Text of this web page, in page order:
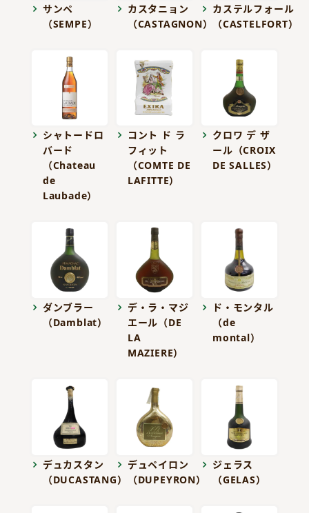
サンペ
（SEMPE）
カスタニョン
（CASTAGNON）
カステルフォール
（CASTELFORT）
シャトードロ
バード
（Chateau
de
Laubade）
コント ド ラ
フィット
（COMTE DE
LAFITTE）
クロワ デ ザ
ール（CROIX
DE SALLES）
ダンブラー
（Damblat）
デ・ラ・マジ
エール（DE
LA
MAZIERE）
ド・モンタル
（de
montal）
デュカスタン
（DUCASTANG）
デュペイロン
（DUPEYRON）
ジェラス
（GELAS）